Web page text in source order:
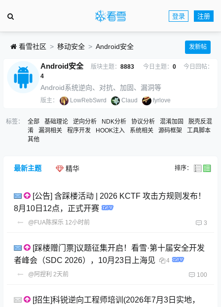
登录 注册
看雪社区 移动安全 Android安全 发新帖
Android安全 版块主题： 8883 今日主题： 0
今日回帖：
4
Android系统逆向、对抗、加固、漏洞等
版主： LowRebSwrd Claud fyrlove
标签： 全部 基础理论 逆向分析 NDK分析 协议分析 混淆加固
脱壳反混
淆
漏洞相关 程序开发 HOOK注入 系统相关 源码框架
工具脚本
其他
最新主题 精华 排序：
[公告] 含踩楼活动 | 2026 KCTF 攻击方规则发布！
8月10日12点，正式开赛
@FUA陈探乐 12小时前 3
[踩楼赠门票]议题征集开启！看雪·第十届安全开发
者峰会（SDC 2026），10月23日上海见
4
@阿捏利 2天前 100
[招生]科锐逆向工程师培训(2026年7月3日实地，